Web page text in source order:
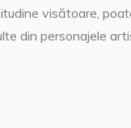
visătoare,
din personajele